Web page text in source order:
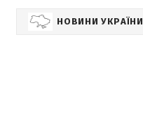
НОВИНИ УКРАЇНИ